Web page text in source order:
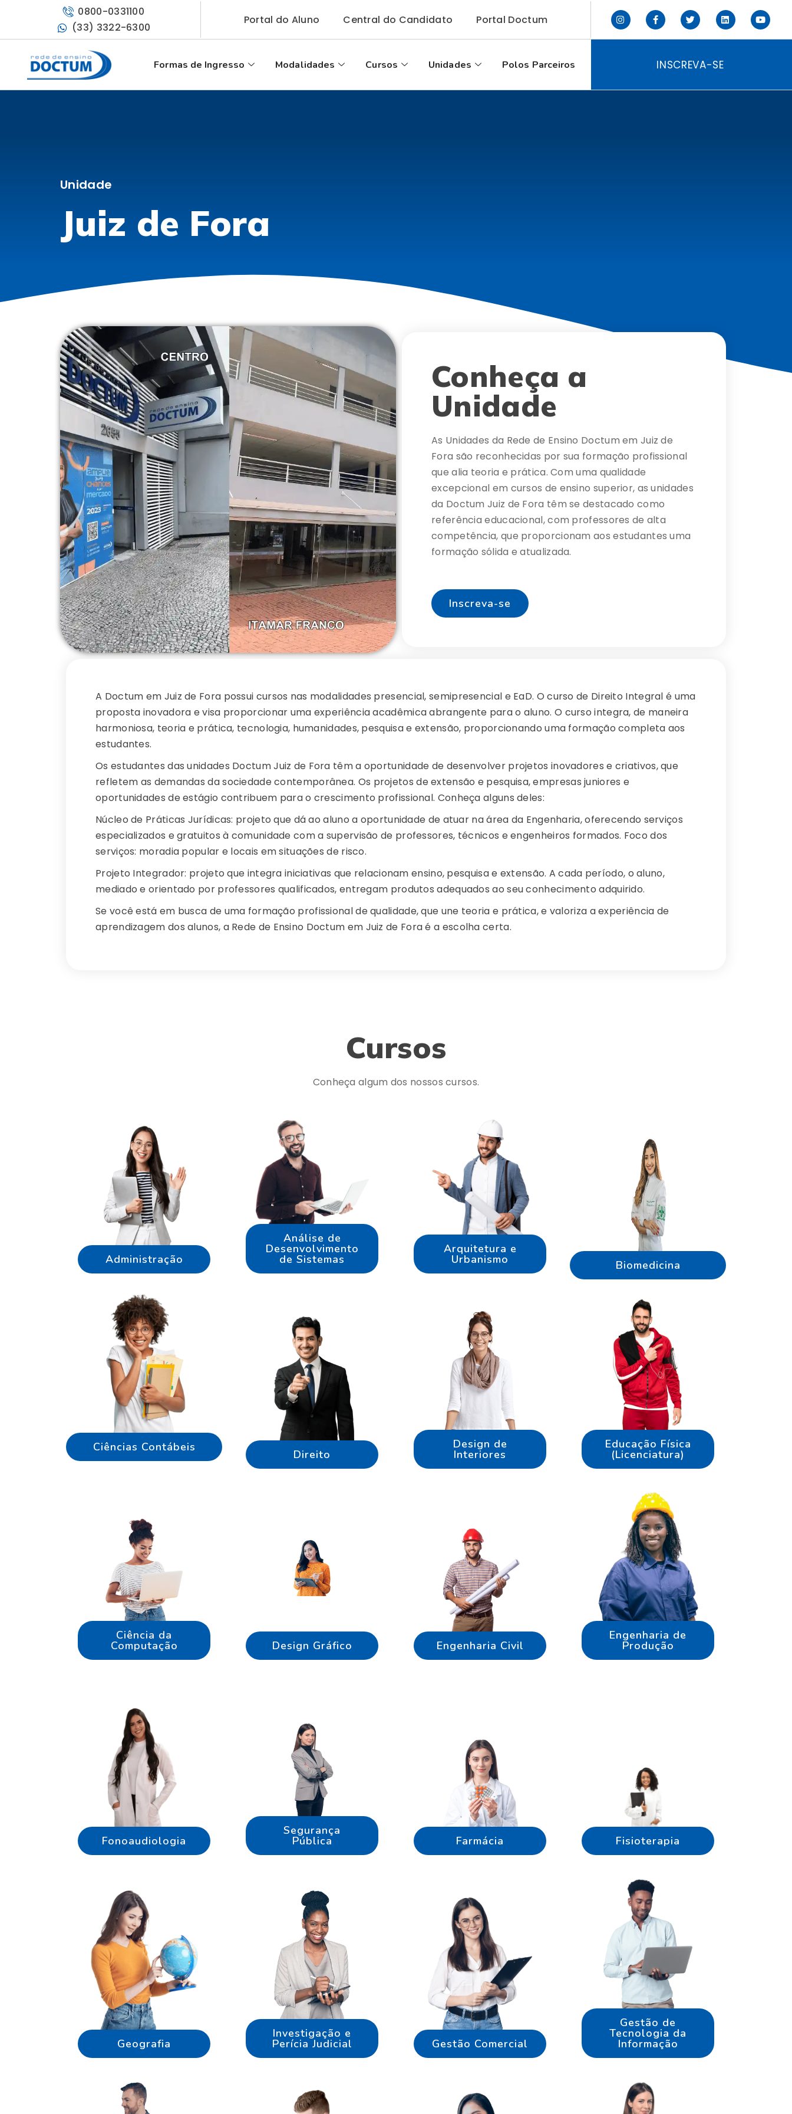
0800-0331100
(33) 3322-6300
Portal do Aluno Central do Candidato Portal Doctum
Formas de Ingresso Modalidades Cursos Unidades Polos Parceiros INSCREVA-SE
Unidade
Juiz de Fora
Conheça a
Unidade
As Unidades da Rede de Ensino Doctum em Juiz de
Fora são reconhecidas por sua formação profissional
que alia teoria e prática. Com uma qualidade
excepcional em cursos de ensino superior, as unidades
da Doctum Juiz de Fora têm se destacado como
referência educacional, com professores de alta
competência, que proporcionam aos estudantes uma
formação sólida e atualizada.
Inscreva-se
A Doctum em Juiz de Fora possui cursos nas modalidades presencial, semipresencial e EaD. O curso de Direito Integral é uma
proposta inovadora e visa proporcionar uma experiência acadêmica abrangente para o aluno. O curso integra, de maneira
harmoniosa, teoria e prática, tecnologia, humanidades, pesquisa e extensão, proporcionando uma formação completa aos
estudantes.
Os estudantes das unidades Doctum Juiz de Fora têm a oportunidade de desenvolver projetos inovadores e criativos, que
refletem as demandas da sociedade contemporânea. Os projetos de extensão e pesquisa, empresas juniores e
oportunidades de estágio contribuem para o crescimento profissional. Conheça alguns deles:
Núcleo de Práticas Jurídicas: projeto que dá ao aluno a oportunidade de atuar na área da Engenharia, oferecendo serviços
especializados e gratuitos à comunidade com a supervisão de professores, técnicos e engenheiros formados. Foco dos
serviços: moradia popular e locais em situações de risco.
Projeto Integrador: projeto que integra iniciativas que relacionam ensino, pesquisa e extensão. A cada período, o aluno,
mediado e orientado por professores qualificados, entregam produtos adequados ao seu conhecimento adquirido.
Se você está em busca de uma formação profissional de qualidade, que une teoria e prática, e valoriza a experiência de
aprendizagem dos alunos, a Rede de Ensino Doctum em Juiz de Fora é a escolha certa.
Cursos
Conheça algum dos nossos cursos.
Administração
Análise de
Desenvolvimento
de Sistemas
Arquitetura e
Urbanismo Biomedicina
Ciências Contábeis
Direito
Design de
Interiores
Educação Física
(Licenciatura)
Ciência da
Computação Design Gráfico Engenharia Civil
Engenharia de
Produção
Fonoaudiologia
Segurança
Pública Farmácia Fisioterapia
Geografia
Investigação e
Perícia Judicial Gestão Comercial
Gestão de
Tecnologia da
Informação